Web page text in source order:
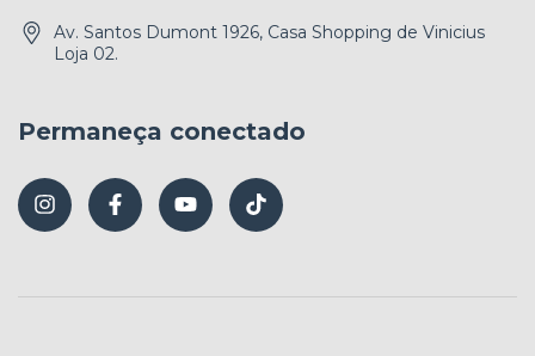
Av. Santos Dumont 1926, Casa Shopping de Vinicius
Loja 02.
Permaneça conectado